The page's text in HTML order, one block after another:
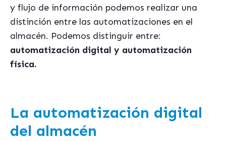
y flujo de información podemos realizar una
distinción entre las automatizaciones en el
almacén. Podemos distinguir entre:
automatización digital y automatización
física.
La automatización digital
del almacén